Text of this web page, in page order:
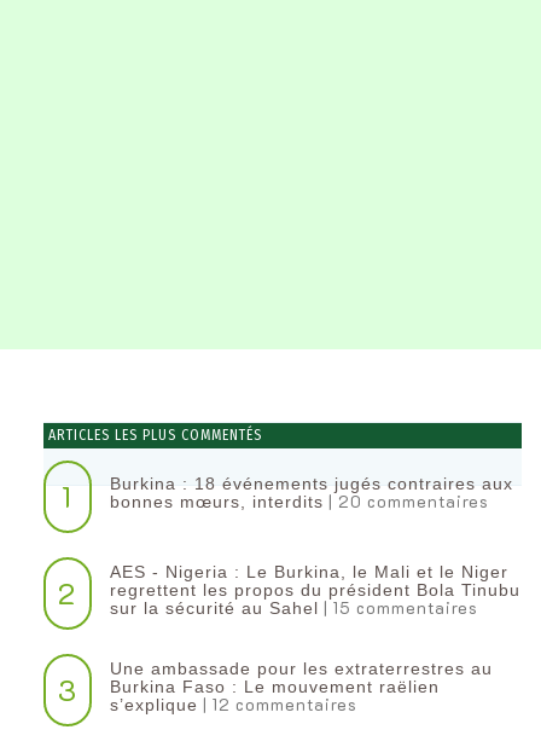
ARTICLES LES PLUS COMMENTÉS
1
Burkina : 18 événements jugés contraires aux
bonnes mœurs, interdits | 20 commentaires
2
AES - Nigeria : Le Burkina, le Mali et le Niger
regrettent les propos du président Bola Tinubu
sur la sécurité au Sahel | 15 commentaires
3
Une ambassade pour les extraterrestres au
Burkina Faso : Le mouvement raëlien
s’explique | 12 commentaires